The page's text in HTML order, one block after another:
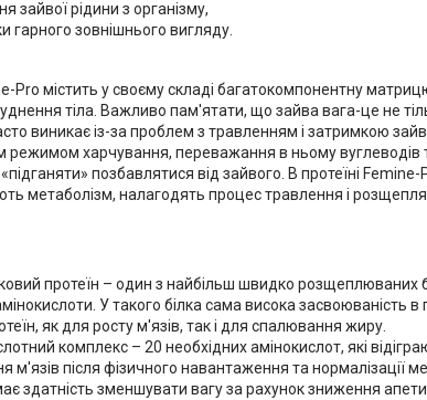
зайвої рідини з організму,
гарного зовнішнього вигляду.
Pro містить у своєму складі багатокомпонентну
тіла. Важливо пам'ятати, що зайва вага-це не
виникає із-за проблем з травленням і затримкою
режимом харчування, переважання в ньому
позбавлятися від зайвого. В протеїні
метаболізм, налагодять процес травлення і
протеїн – один з найбільш швидко розщеплюваних
У такого білка сама висока засвоюваність
як для росту м'язів, так і для спалювання жиру.
комплекс – 20 необхідних амінокислот, які
м'язів після фізичного навантаження та нормалізації
здатність зменшувати вагу за рахунок зниження